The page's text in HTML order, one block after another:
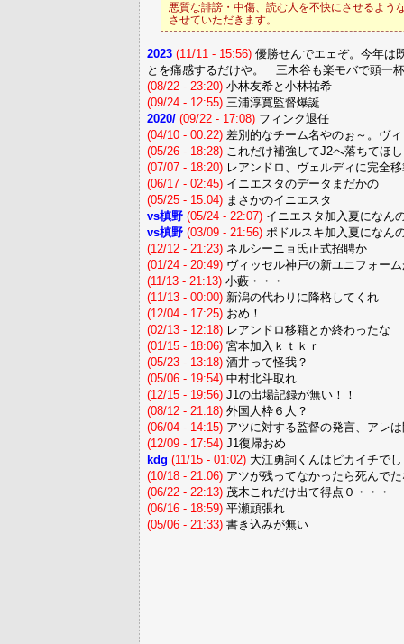
悪質な誹謗・中傷、読む人を不快にさせるよう
させていただきます。
2023 (11/11 - 15:56) 優勝せんでエェぞ。今年は
とを痛感するだけや。 三木谷も楽モバで頭一
(08/22 - 23:20) 小林友希と小林祐希
(09/24 - 12:55) 三浦淳寛監督爆誕
2020/ (09/22 - 17:08) フィンク退任
(04/10 - 00:22) 差別的なチーム名やのぉ～。ヴ
(05/26 - 18:28) これだけ補強してJ2へ落ちてほ
(07/07 - 18:20) レアンドロ、ヴェルディに完全
(06/17 - 02:45) イニエスタのデータまだかの
(05/25 - 15:04) まさかのイニエスタ
vs槙野 (05/24 - 22:07) イニエスタ加入夏になん
vs槙野 (03/09 - 21:56) ポドルスキ加入夏になん
(12/12 - 21:23) ネルシーニョ氏正式招聘か
(01/24 - 20:49) ヴィッセル神戸の新ユニフォー
(11/13 - 21:13) 小藪・・・
(11/13 - 00:00) 新潟の代わりに降格してくれ
(12/04 - 17:25) おめ！
(02/13 - 12:18) レアンドロ移籍とか終わったな
(01/15 - 18:06) 宮本加入ｋｔｋｒ
(05/23 - 13:18) 酒井って怪我？
(05/06 - 19:54) 中村北斗取れ
(12/15 - 19:56) J1の出場記録が無い！！
(08/12 - 21:18) 外国人枠６人？
(06/04 - 14:15) アツに対する監督の発言、アレ
(12/09 - 17:54) J1復帰おめ
kdg (11/15 - 01:02) 大江勇詞くんはピカイチで
(10/18 - 21:06) アツが残ってなかったら死んで
(06/22 - 22:13) 茂木これだけ出て得点０・・・
(06/16 - 18:59) 平瀬頑張れ
(05/06 - 21:33) 書き込みが無い